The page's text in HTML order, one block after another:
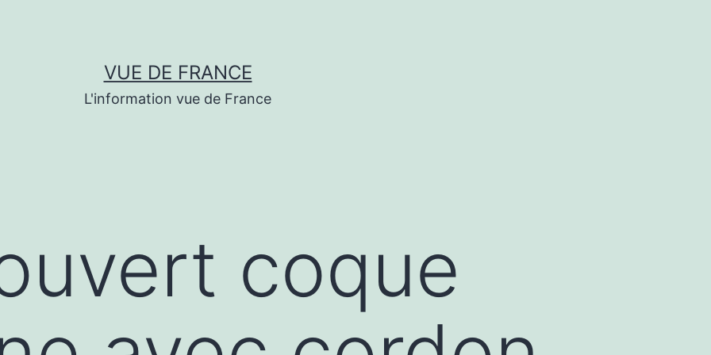
VUE DE FRANCE
L'information vue de France
coque